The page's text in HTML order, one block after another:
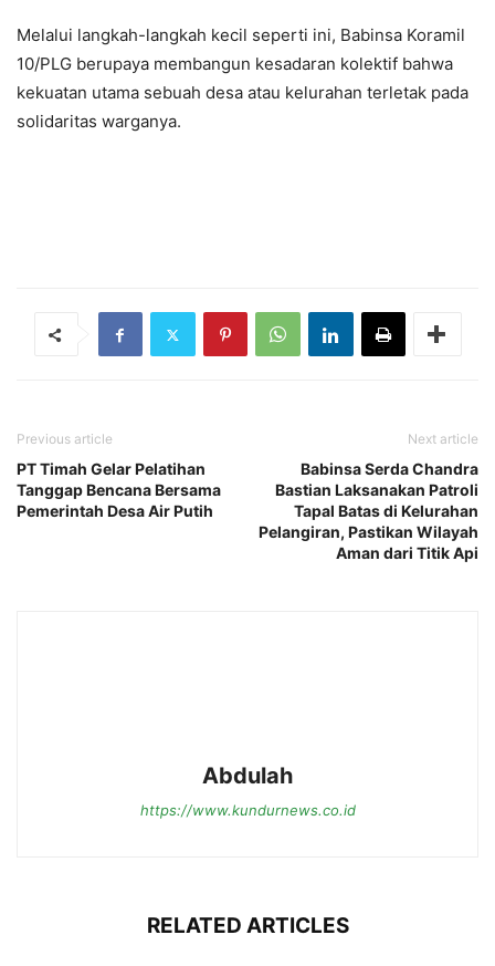
Melalui langkah-langkah kecil seperti ini, Babinsa Koramil
10/PLG berupaya membangun kesadaran kolektif bahwa
kekuatan utama sebuah desa atau kelurahan terletak pada
solidaritas warganya.
Previous article
PT Timah Gelar Pelatihan
Tanggap Bencana Bersama
Pemerintah Desa Air Putih
Next article
Babinsa Serda Chandra
Bastian Laksanakan Patroli
Tapal Batas di Kelurahan
Pelangiran, Pastikan Wilayah
Aman dari Titik Api
Abdulah
https://www.kundurnews.co.id
RELATED ARTICLES